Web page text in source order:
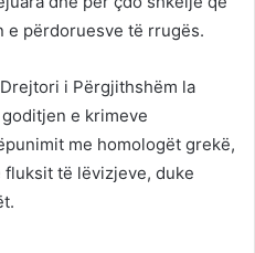
e përdoruesve të rrugës.
i Përgjithshëm la
e krimeve
me homologët grekë,
të lëvizjeve, duke